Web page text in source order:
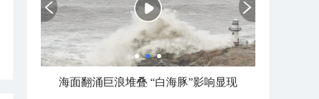
海面翻涌巨浪堆叠 “白海豚”影响显现